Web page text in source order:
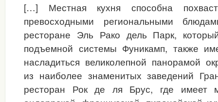
[…] Местная кухня способна
превосходными региональными
ресторане Эль Рако дель Парк,
подъемной системы Фуникамп, также
насладиться великолепной панорамой
из наиболее знаменитых заведений
ресторан Рок де ля Брус, где имеет